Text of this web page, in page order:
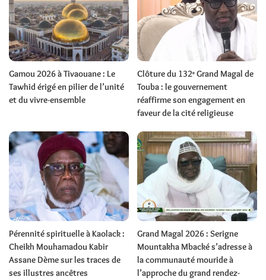
Gamou 2026 à Tivaouane : Le
Tawhid érigé en pilier de l’unité
et du vivre-ensemble
Clôture du 132ᵉ Grand Magal de
Touba : le gouvernement
réaffirme son engagement en
faveur de la cité religieuse
Pérennité spirituelle à Kaolack :
Cheikh Mouhamadou Kabir
Assane Dème sur les traces de
ses illustres ancêtres
Grand Magal 2026 : Serigne
Mountakha Mbacké s’adresse à
la communauté mouride à
l’approche du grand rendez-